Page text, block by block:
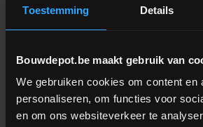
Toestemming Details
Bouwdepot.be maakt gebruik van
We gebruiken cookies om content en
personaliseren, om functies voor
en om ons websiteverkeer te